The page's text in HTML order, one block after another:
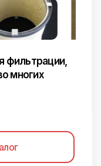
фильтрации,
многих